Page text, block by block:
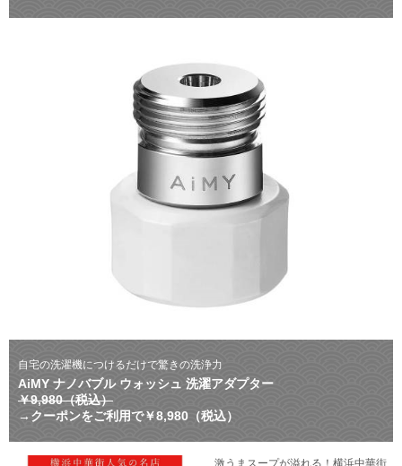
自宅の洗濯機につけるだけで驚きの洗浄力
AiMY ナノバブル ウォッシュ 洗濯アダプター
￥9,980（税込）
→クーポンをご利用で￥8,980（税込）
激うまスープが溢れる！横浜中華街